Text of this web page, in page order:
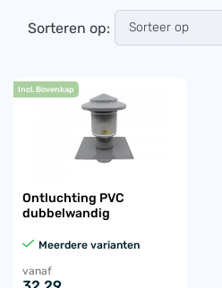
Sorteren op:
Incl. Bovenkap
Ontluchting PVC
dubbelwandig
Meerdere varianten
vanaf